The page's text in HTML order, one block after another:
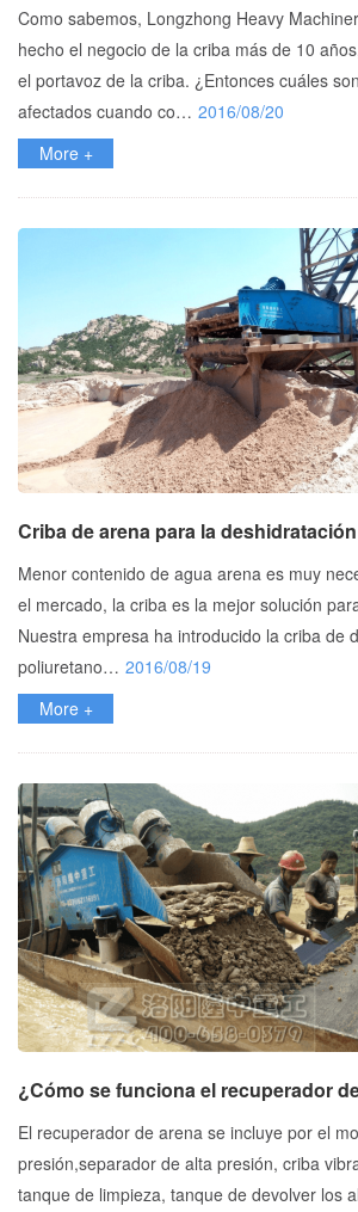
Como sabemos, Longzhong Heavy
hecho el negocio de la criba más de 10
el portavoz de la criba. ¿Entonces cuáles
afectados cuando co… 2016/08/20
More +
Criba de arena para la deshidratación
Menor contenido de agua arena es muy
el mercado, la criba es la mejor solución
Nuestra empresa ha introducido la criba de
poliuretano… 2016/08/19
More +
¿Cómo se funciona el recuperador
El recuperador de arena se incluye por el
presión,separador de alta presión, criba
tanque de limpieza, tanque de devolver los